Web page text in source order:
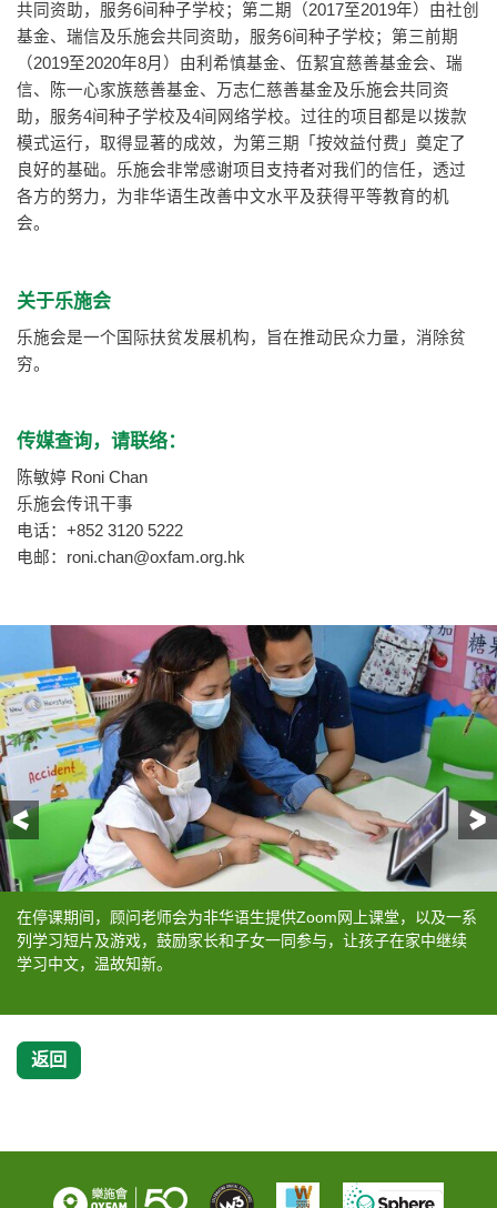
共同资助，服务6间种子学校；第二期（2017至2019年）由社创
基金、瑞信及乐施会共同资助，服务6间种子学校；第三前期
（2019至2020年8月）由利希慎基金、伍絜宜慈善基金会、瑞
信、陈一心家族慈善基金、万志仁慈善基金及乐施会共同资
助，服务4间种子学校及4间网络学校。过往的项目都是以拨款
模式运行，取得显著的成效，为第三期「按效益付费」奠定了
良好的基础。乐施会非常感谢项目支持者对我们的信任，透过
各方的努力，为非华语生改善中文水平及获得平等教育的机
会。
关于乐施会
乐施会是一个国际扶贫发展机构，旨在推动民众力量，消除贫
穷。
传媒查询，请联络：
陈敏婷 Roni Chan
乐施会传讯干事
电话：+852 3120 5222
电邮： roni.chan@oxfam.org.hk
前一页
在停课期间，顾问老师会为非华语生提供Zoom网上课堂，以及一系
列学习短片及游戏，鼓励家长和子女一同参与，让孩子在家中继续
学习中文，温故知新。
计划透过游戏、故事、儿歌等方式，提升非华语生中文听说能力，
增加他们学习中文的信心。
家长在乐施会支援的群组中，了解到升小资讯。
参与计划的非华语生，中文明显进步不少。
计划透过游戏、故事、儿歌等方式，提升非华语生中文听说能力，
增加他们学习中文的信心。
返回